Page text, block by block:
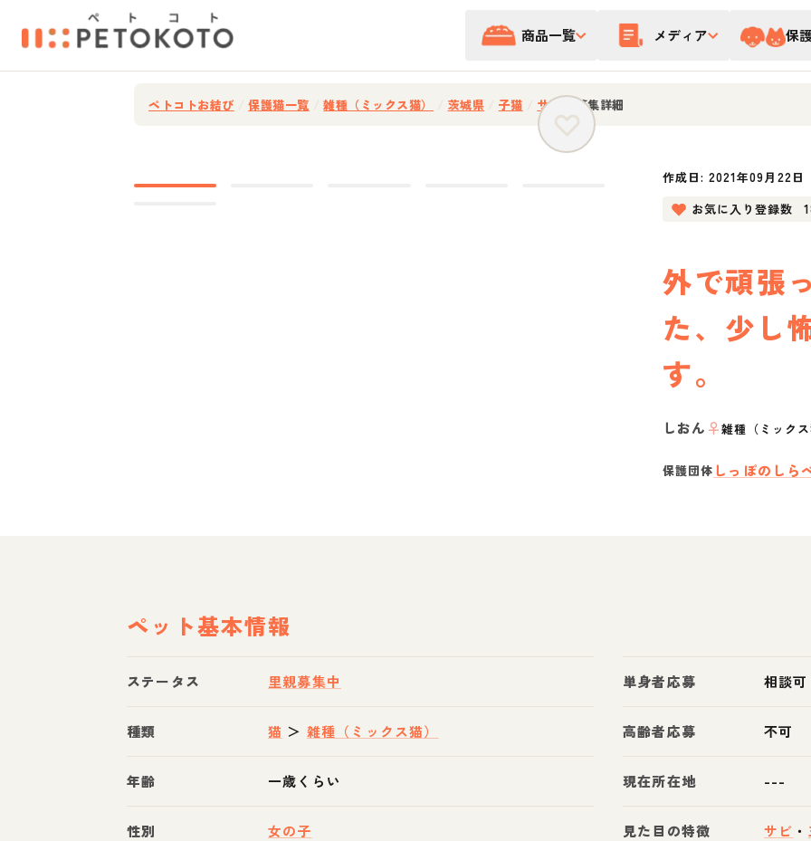
商品一覧 メディア 保
ペトコトお結び 保護猫一覧 雑種（ミックス猫） 茨城県 子猫 サビ 募集詳細
作成日:2021年09月22日
お気に入り登録数
外で頑張
た、少し
す。
しおん ♀雑種（ミック
保護団体 しっぽのしら
ペット基本情報
ステータス 里親募集中
種類 猫 ＞ 雑種（ミックス猫）
年齢 一歳くらい
性別 女の子
単身者応募 相談可
高齢者応募 不可
現在所在地 ---
見た目の特徴 サビ ・